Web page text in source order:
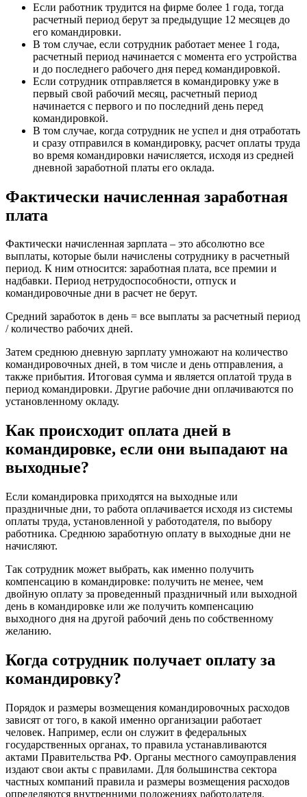
Если работник трудится на фирме более 1 года, тогда
расчетный период берут за предыдущие 12 месяцев до
его командировки.
В том случае, если сотрудник работает менее 1 года,
расчетный период начинается с момента его устройства
и до последнего рабочего дня перед командировкой.
Если сотрудник отправляется в командировку уже в
первый свой рабочий месяц, расчетный период
начинается с первого и по последний день перед
командировкой.
В том случае, когда сотрудник не успел и дня отработать
и сразу отправился в командировку, расчет оплаты труда
во время командировки начисляется, исходя из средней
дневной заработной платы его оклада.
Фактически начисленная заработная
плата
Фактически начисленная зарплата – это абсолютно все
выплаты, которые были начислены сотруднику в расчетный
период. К ним относится: заработная плата, все премии и
надбавки. Период нетрудоспособности, отпуск и
командировочные дни в расчет не берут.
Средний заработок в день = все выплаты за расчетный период
/ количество рабочих дней.
Затем среднюю дневную зарплату умножают на количество
командировочных дней, в том числе и день отправления, а
также прибытия. Итоговая сумма и является оплатой труда в
период командировки. Другие рабочие дни оплачиваются по
установленному окладу.
Как происходит оплата дней в
командировке, если они выпадают на
выходные?
Если командировка приходятся на выходные или
праздничные дни, то работа оплачивается исходя из системы
оплаты труда, установленной у работодателя, по выбору
работника. Среднюю заработную оплату в выходные дни не
начисляют.
Так сотрудник может выбрать, как именно получить
компенсацию в командировке: получить не менее, чем
двойную оплату за проведенный праздничный или выходной
день в командировке или же получить компенсацию
выходного дня на другой рабочий день по собственному
желанию.
Когда сотрудник получает оплату за
командировку?
Порядок и размеры возмещения командировочных расходов
зависят от того, в какой именно организации работает
человек. Например, если он служит в федеральных
государственных органах, то правила устанавливаются
актами Правительства РФ. Органы местного самоуправления
издают свои акты с правилами. Для большинства сектора
частных компаний правила и размеры возмещения расходов
определяются внутренними положениях работодателя.